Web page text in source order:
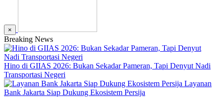
×
Breaking News
Hino di GIIAS 2026: Bukan Sekadar Pameran, Tapi Denyut Nadi
Transportasi Negeri
Layanan
Bank Jakarta Siap Dukung Ekosistem Persija